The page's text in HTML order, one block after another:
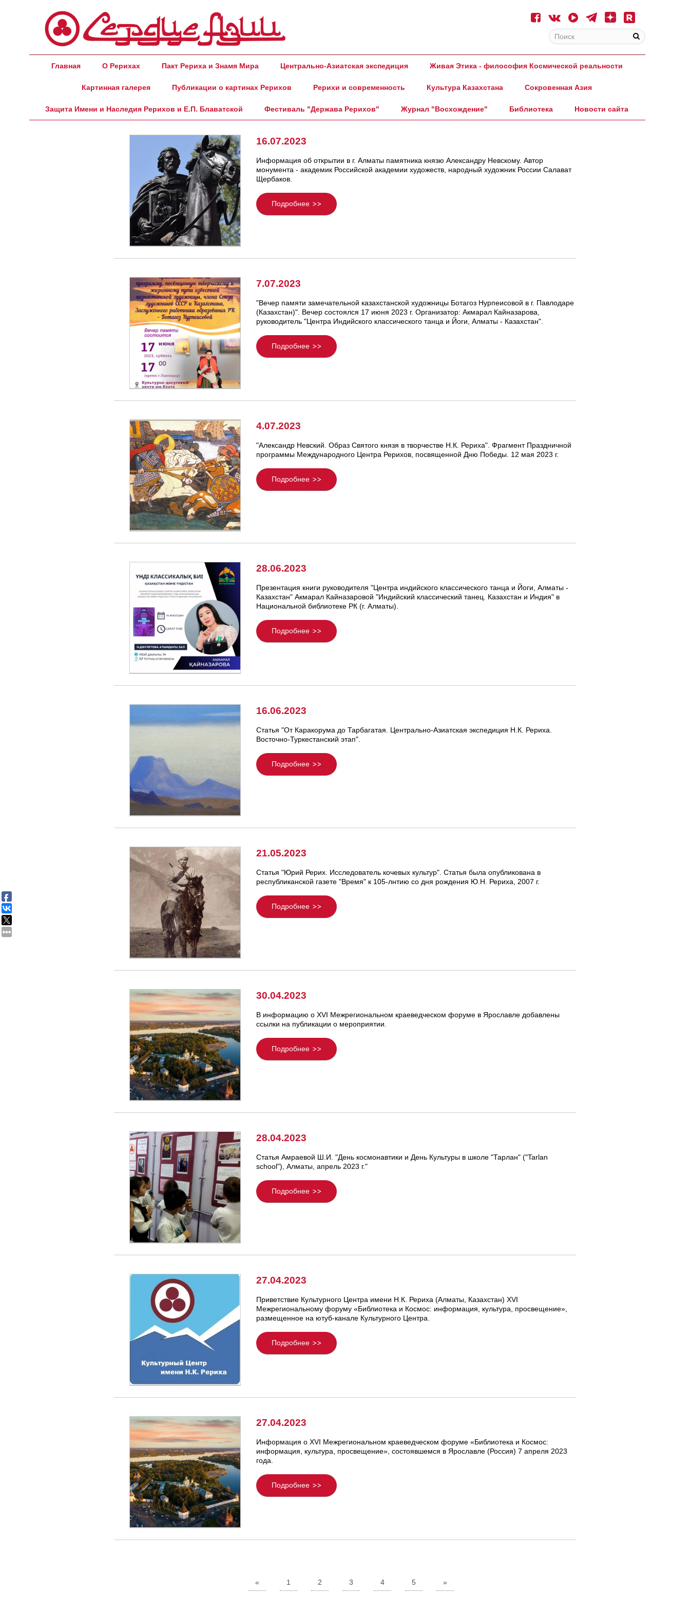
Главная О Рерихах Пакт Рериха и Знамя Мира Центрально-Азиатская экспедиция Живая Этика - философия Космической реальности
Картинная галерея Публикации о картинах Рерихов Рерихи и современность Культура Казахстана Сокровенная Азия
Защита Имени и Наследия Рерихов и Е.П. Блаватской Фестиваль "Держава Рерихов" Журнал "Восхождение" Библиотека Новости сайта
16.07.2023
Информация об открытии в г. Алматы памятника князю Александру Невскому. Автор
монумента - академик Российской академии художеств, народный художник России Салават
Щербаков.
Подробнее
7.07.2023
"Вечер памяти замечательной казахстанской художницы Ботагоз Нурпеисовой в г. Павлодаре
(Казахстан)". Вечер состоялся 17 июня 2023 г. Организатор: Акмарал Кайназарова,
руководитель "Центра Индийского классического танца и Йоги, Алматы - Казахстан".
Подробнее
4.07.2023
"Александр Невский. Образ Святого князя в творчестве Н.К. Рериха". Фрагмент Праздничной
программы Международного Центра Рерихов, посвященной Дню Победы. 12 мая 2023 г.
Подробнее
28.06.2023
Презентация книги руководителя "Центра индийского классического танца и Йоги, Алматы -
Казахстан" Акмарал Кайназаровой "Индийский классический танец. Казахстан и Индия" в
Национальной библиотеке РК (г. Алматы).
Подробнее
16.06.2023
Статья "От Каракорума до Тарбагатая. Центрально-Азиатская экспедиция Н.К. Рериха.
Восточно-Туркестанский этап".
Подробнее
21.05.2023
Статья "Юрий Рерих. Исследователь кочевых культур". Статья была опубликована в
республиканской газете "Время" к 105-лнтию со дня рождения Ю.Н. Рериха, 2007 г.
Подробнее
30.04.2023
В информацию о XVI Межрегиональном краеведческом форуме в Ярославле добавлены
ссылки на публикации о мероприятии.
Подробнее
28.04.2023
Статья Амраевой Ш.И. "День космонавтики и День Культуры в школе "Тарлан" ("Tarlan
school"), Алматы, апрель 2023 г."
Подробнее
27.04.2023
Приветствие Культурного Центра имени Н.К. Рериха (Алматы, Казахстан) XVI
Межрегиональному форуму «Библиотека и Космос: информация, культура, просвещение»,
размещенное на ютуб-канале Культурного Центра.
Подробнее
27.04.2023
Информация о XVI Межрегиональном краеведческом форуме «Библиотека и Космос:
информация, культура, просвещение», состоявшемся в Ярославле (Россия) 7 апреля 2023
года.
Подробнее
« 1 2 3 4 5 »